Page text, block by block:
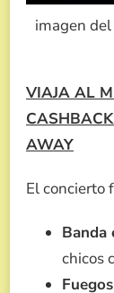
imagen
VIAJA AL
AWAY
El concierto
Banda
chicos